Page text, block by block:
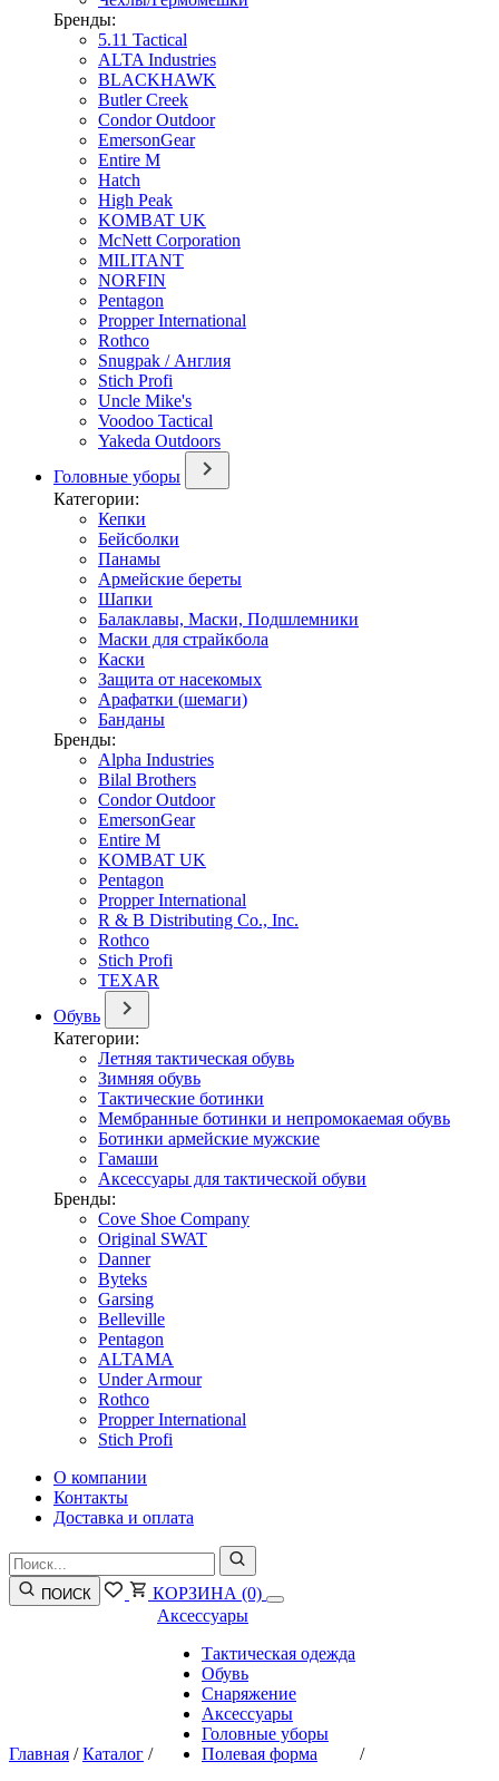
Бренды:
5.11 Tactical
ALTA Industries
BLACKHAWK
Butler Creek
Condor Outdoor
EmersonGear
Entire M
Hatch
High Peak
KOMBAT UK
McNett Corporation
MILITANT
NORFIN
Pentagon
Propper International
Rothco
Snugpak / Англия
Stich Profi
Uncle Mike's
Voodoo Tactical
Yakeda Outdoors
Головные уборы
Категории:
Кепки
Бейсболки
Панамы
Армейские береты
Шапки
Балаклавы, Маски, Подшлемники
Маски для страйкбола
Каски
Защита от насекомых
Арафатки (шемаги)
Банданы
Бренды:
Alpha Industries
Bilal Brothers
Condor Outdoor
EmersonGear
Entire M
KOMBAT UK
Pentagon
Propper International
R & B Distributing Co., Inc.
Rothco
Stich Profi
TEXAR
Обувь
Категории:
Летняя тактическая обувь
Зимняя обувь
Тактические ботинки
Мембранные ботинки и непромокаемая обувь
Ботинки армейские мужские
Гамаши
Аксессуары для тактической обуви
Бренды:
Cove Shoe Company
Original SWAT
Danner
Byteks
Garsing
Belleville
Pentagon
ALTAMA
Under Armour
Rothco
Propper International
Stich Profi
О компании
Контакты
Доставка и оплата
ПОИСК КОРЗИНА (0)
Главная /Каталог /
Аксессуары
Тактическая одежда
Обувь
Снаряжение
Аксессуары
Головные уборы
Полевая форма
/